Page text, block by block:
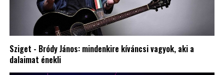
Sziget - Bródy János: mindenkire kíváncsi vagyok, aki a
dalaimat énekli